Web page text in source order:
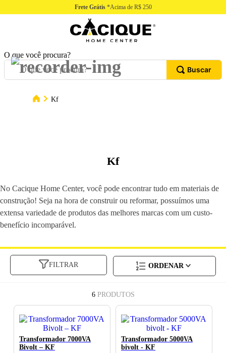
Frete Grátis*Acima de R$ 250
O que você procura?
Kf
Kf
No Cacique Home Center, você pode encontrar tudo em materiais de
construção! Seja na hora de construir ou reformar, possuímos uma
extensa variedade de produtos das melhores marcas com um custo-
benefício incomparável.
FILTRAR
6 PRODUTOS
Transformador 7000VA
Bivolt – KF
Transformador 5000VA
bivolt - KF